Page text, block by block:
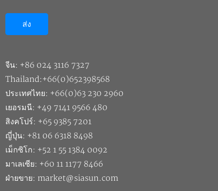
จีน: +86 024 3116 7327
Thailand:+66(0)652398568
ประเทศไทย: +66(0)63 230 2960
เยอรมนี: +49 7141 9566 480
สิงคโปร์: +65 9385 7201
ญี่ปุ่น: +81 06 6318 8498
เม็กซิโก: +52 1 55 1384 0092
มาเลเซีย: +60 11 1177 8466
ฝ่ายขาย: market@siasun.com